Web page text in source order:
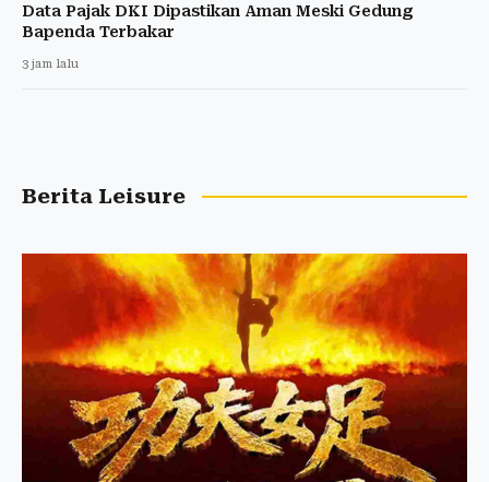
Data Pajak DKI Dipastikan Aman Meski Gedung
Bapenda Terbakar
3 jam lalu
Berita Leisure